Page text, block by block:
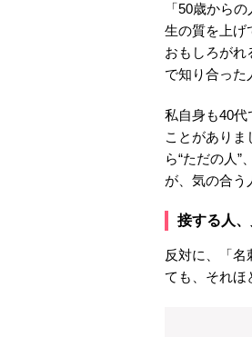
「50歳から
生の質を上げ
おもしろがれ
で知り合った
私自身も40代
ことがあり
ら“ただの人”
が、気の合う
接する人
反対に、「名
ても、それほ